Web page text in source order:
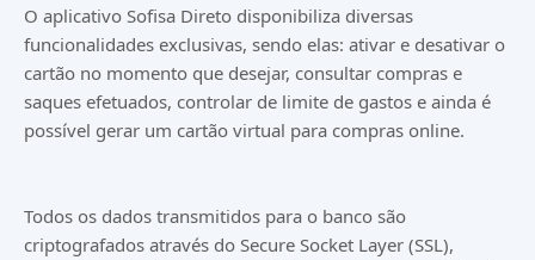
O aplicativo Sofisa Direto disponibiliza diversas
funcionalidades exclusivas, sendo elas: ativar e desativar o
cartão no momento que desejar, consultar compras e
saques efetuados, controlar de limite de gastos e ainda é
possível gerar um cartão virtual para compras online.
Todos os dados transmitidos para o banco são
criptografados através do Secure Socket Layer (SSL),